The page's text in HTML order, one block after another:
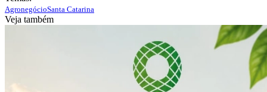
AgronegócioSanta Catarina
Veja também